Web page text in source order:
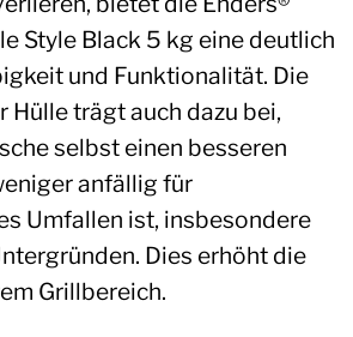
Style Black 5 kg eine deutlich
und Funktionalität. Die
Hülle trägt auch dazu bei,
selbst einen besseren
anfällig für
Umfallen ist, insbesondere
Dies erhöht die
Grillbereich.